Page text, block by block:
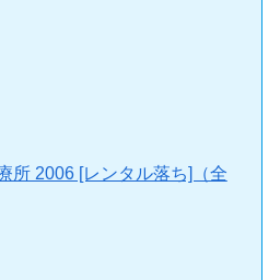
所 2006 [レンタル落ち]（全